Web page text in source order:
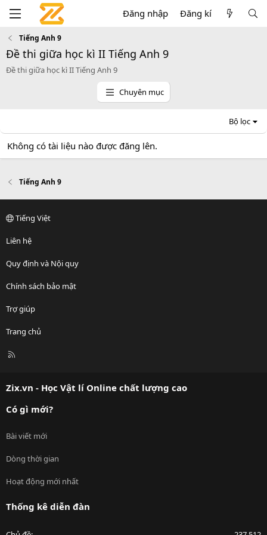
Đăng nhập Đăng kí
Tiếng Anh 9
Đề thi giữa học kì II Tiếng Anh 9
Đề thi giữa học kì II Tiếng Anh 9
Chuyên mục
Bộ lọc
Không có tài liệu nào được đăng lên.
Tiếng Anh 9
Tiếng Việt
Liên hệ
Quy định và Nội quy
Chính sách bảo mật
Trợ giúp
Trang chủ
R
Zix.vn - Học Vật lí Online chất lượng cao
Có gì mới?
Bài viết mới
Dòng thời gian
Hoạt động mới nhất
Thống kê diễn đàn